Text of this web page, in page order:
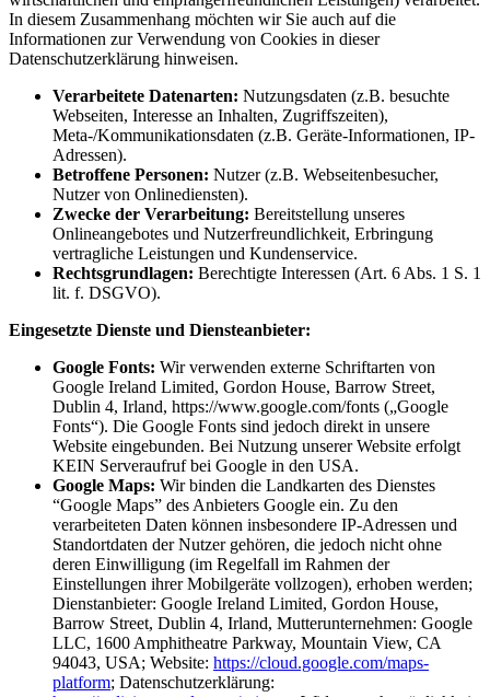
In diesem Zusammenhang möchten wir Sie auch auf die
Informationen zur Verwendung von Cookies in dieser
Datenschutzerklärung hinweisen.
Verarbeitete Datenarten: Nutzungsdaten (z.B. besuchte
Webseiten, Interesse an Inhalten, Zugriffszeiten),
Meta-/Kommunikationsdaten (z.B. Geräte-Informationen, IP-
Adressen).
Betroffene Personen: Nutzer (z.B. Webseitenbesucher,
Nutzer von Onlinediensten).
Zwecke der Verarbeitung: Bereitstellung unseres
Onlineangebotes und Nutzerfreundlichkeit, Erbringung
vertragliche Leistungen und Kundenservice.
Rechtsgrundlagen: Berechtigte Interessen (Art. 6 Abs. 1 S. 1
lit. f. DSGVO).
Eingesetzte Dienste und Diensteanbieter:
Google Fonts: Wir verwenden externe Schriftarten von
Google Ireland Limited, Gordon House, Barrow Street,
Dublin 4, Irland, https://www.google.com/fonts („Google
Fonts“). Die Google Fonts sind jedoch direkt in unsere
Website eingebunden. Bei Nutzung unserer Website erfolgt
KEIN Serveraufruf bei Google in den USA.
Google Maps: Wir binden die Landkarten des Dienstes
“Google Maps” des Anbieters Google ein. Zu den
verarbeiteten Daten können insbesondere IP-Adressen und
Standortdaten der Nutzer gehören, die jedoch nicht ohne
deren Einwilligung (im Regelfall im Rahmen der
Einstellungen ihrer Mobilgeräte vollzogen), erhoben werden;
Dienstanbieter: Google Ireland Limited, Gordon House,
Barrow Street, Dublin 4, Irland, Mutterunternehmen: Google
LLC, 1600 Amphitheatre Parkway, Mountain View, CA
94043, USA; Website: https://cloud.google.com/maps-
platform; Datenschutzerklärung: